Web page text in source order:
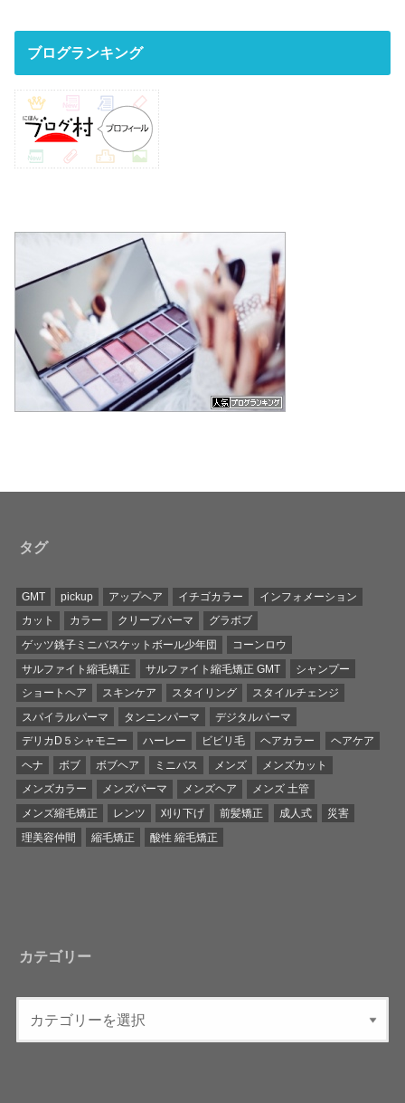
ブログランキング
タグ
GMT pickup アップヘア イチゴカラー
インフォメーション
カット
カラー クリープパーマ
グラボブ
ゲッツ銚子ミニバスケットボール少年団
コーンロウ
サルファイト縮毛矯正
サルファイト縮毛矯正 GMT
シャンプー
ショートヘア
スキンケア スタイリング
スタイルチェンジ
スパイラルパーマ
タンニンパーマ
デジタルパーマ
デリカD５シャモニー
ハーレー ビビリ毛 ヘアカラー
ヘアケア
ヘナ
ボブ ボブヘア ミニバス メンズ
メンズカット
メンズカラー
メンズパーマ メンズヘア
メンズ 土管
メンズ縮毛矯正
レンツ 刈り下げ 前髪矯正 成人式
災害
理美容仲間
縮毛矯正 酸性 縮毛矯正
カテゴリー